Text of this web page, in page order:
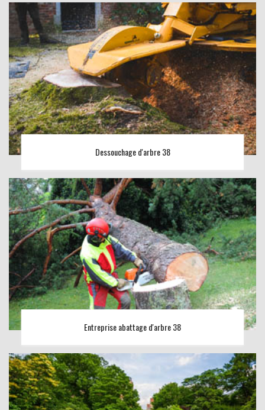
Dessouchage d'arbre 38
Entreprise abattage d'arbre 38